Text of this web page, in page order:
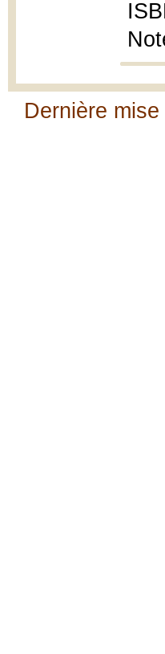
Dernière